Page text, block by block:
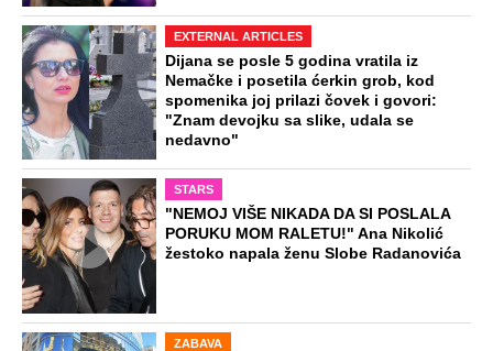
EXTERNAL ARTICLES
Dijana se posle 5 godina vratila iz
Nemačke i posetila ćerkin grob, kod
spomenika joj prilazi čovek i govori:
"Znam devojku sa slike, udala se
nedavno"
STARS
"NEMOJ VIŠE NIKADA DA SI POSLALA
PORUKU MOM RALETU!" Ana Nikolić
žestoko napala ženu Slobe Radanovića
ZABAVA